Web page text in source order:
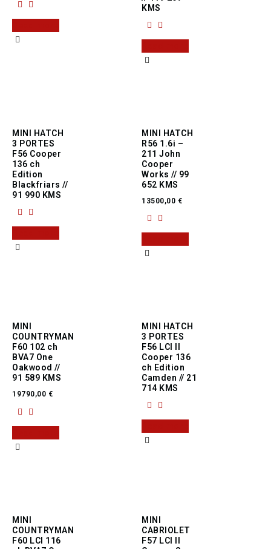
KMS
MINI HATCH
3 PORTES
F56 Cooper
136 ch
Edition
Blackfriars //
91 990 KMS
MINI HATCH
R56 1.6i –
211 John
Cooper
Works // 99
652 KMS
13500,00 €
MINI
COUNTRYMAN
F60 102 ch
BVA7 One
Oakwood //
91 589 KMS
19790,00 €
MINI HATCH
3 PORTES
F56 LCI II
Cooper 136
ch Edition
Camden // 21
714 KMS
MINI
COUNTRYMAN
F60 LCI 116
MINI
CABRIOLET
F57 LCI II